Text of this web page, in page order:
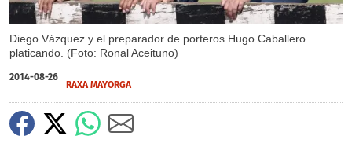
Diego Vázquez y el preparador de porteros Hugo Caballero
platicando. (Foto: Ronal Aceituno)
2014-08-26
RAXA MAYORGA